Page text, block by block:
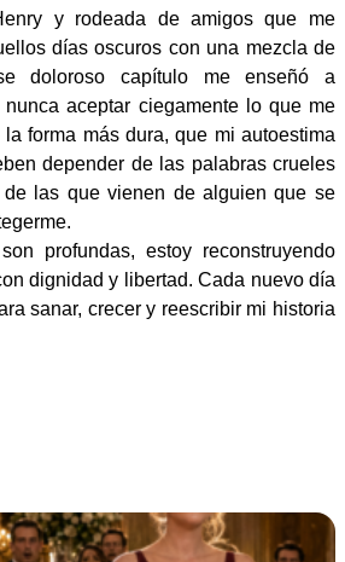
y rodeada de amigos que me
días oscuros con una mezcla de
doloroso capítulo me enseñó a
aceptar ciegamente lo que me
forma más dura, que mi autoestima
depender de las palabras crueles
las que vienen de alguien que se
profundas, estoy reconstruyendo
dignidad y libertad. Cada nuevo día
sanar, crecer y reescribir mi historia